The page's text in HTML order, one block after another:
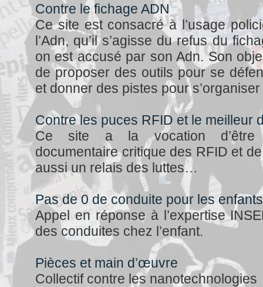
Contre le fichage ADN
Ce site est consacré à l’usage
l’Adn, qu’il s’agisse du refus du
on est accusé par son Adn. Son
de proposer des outils pour se
et donner des pistes pour
Contre les puces RFID et le meilleur
Ce site a la vocation d’être
documentaire critique des RFID et
aussi un relais des luttes…
Pas de 0 de conduite pour les
Appel en réponse à l’expertise
des conduites chez l’enfant.
Pièces et main d’œuvre
Collectif contre les nanotechnologies